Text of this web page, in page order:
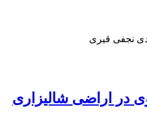
نجفی قیری
در اراضی شالیزاری